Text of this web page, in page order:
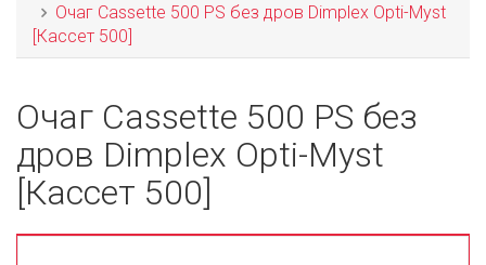
Очаг Cassette 500 PS без дров Dimplex Opti-Myst
[Кассет 500]
Очаг Cassette 500 PS без
дров Dimplex Opti-Myst
[Кассет 500]